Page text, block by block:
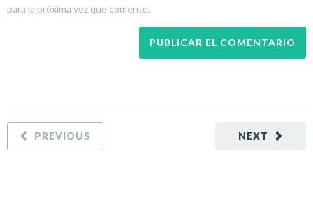
para la próxima vez que comente.
NEXT
PREVIOUS